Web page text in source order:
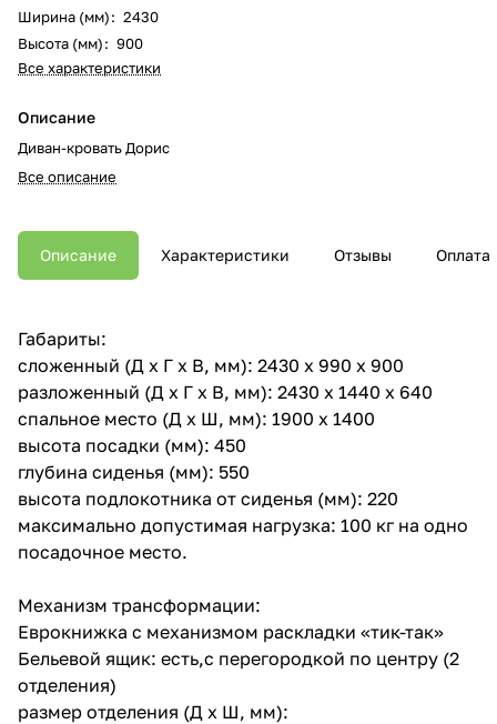
Ширина (мм): 2430
Высота (мм): 900
Все характеристики
Описание
Диван-кровать Дорис
Все описание
Описание Характеристики Отзывы Оплата
Габариты:
сложенный (Д x Г х В, мм): 2430 x 990 x 900
разложенный (Д x Г х В, мм): 2430 x 1440 x 640
спальное место (Д x Ш, мм): 1900 x 1400
высота посадки (мм): 450
глубина сиденья (мм): 550
высота подлокотника от сиденья (мм): 220
максимально допустимая нагрузка: 100 кг на одно
посадочное место.
Механизм трансформации:
Еврокнижка с механизмом раскладки «тик-так»
Бельевой ящик: есть,с перегородкой по центру (2
отделения)
размер отделения (Д x Ш, мм):